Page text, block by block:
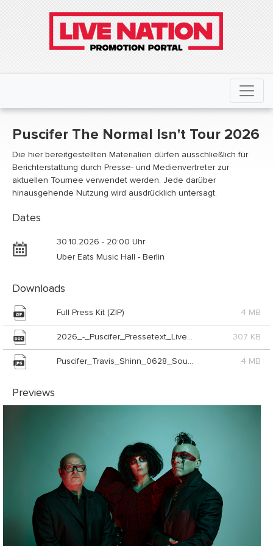
Puscifer The Normal Isn't Tour 2026
Die hier bereitgestellten Materialien dürfen ausschließlich für
Berichterstattung durch Presse- und Medienvertreter zur
aktuellen Tournee verwendet werden. Jede darüber
hinausgehende Nutzung wird ausdrücklich untersagt.
Dates
30.10.2026 - 20:00 Uhr
Uber Eats Music Hall - Berlin
Downloads
Full Press Kit (ZIP) 4 MB
2026_-_Puscifer_Pressetext_Live_Nation_GSA (DOC) 307 KB
Puscifer_Travis_Shinn_0628_Source_WME (JPG) 4 MB
Previews